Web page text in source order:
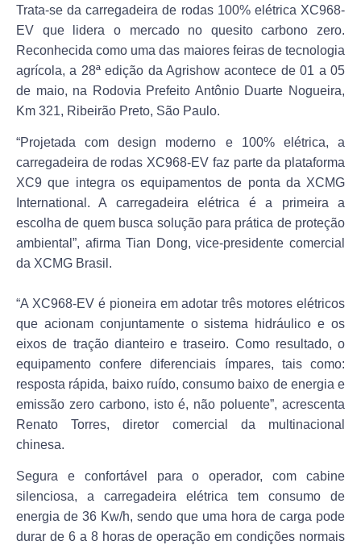
Trata-se da carregadeira de rodas 100% elétrica XC968-
EV que lidera o mercado no quesito carbono zero.
Reconhecida como uma das maiores feiras de tecnologia
agrícola, a 28ª edição da Agrishow acontece de 01 a 05
de maio, na Rodovia Prefeito Antônio Duarte Nogueira,
Km 321, Ribeirão Preto, São Paulo.
“Projetada com design moderno e 100% elétrica, a
carregadeira de rodas XC968-EV faz parte da plataforma
XC9 que integra os equipamentos de ponta da XCMG
International. A carregadeira elétrica é a primeira a
escolha de quem busca solução para prática de proteção
ambiental”, afirma Tian Dong, vice-presidente comercial
da XCMG Brasil.
“A XC968-EV é pioneira em adotar três motores elétricos
que acionam conjuntamente o sistema hidráulico e os
eixos de tração dianteiro e traseiro. Como resultado, o
equipamento confere diferenciais ímpares, tais como:
resposta rápida, baixo ruído, consumo baixo de energia e
emissão zero carbono, isto é, não poluente”, acrescenta
Renato Torres, diretor comercial da multinacional
chinesa.
Segura e confortável para o operador, com cabine
silenciosa, a carregadeira elétrica tem consumo de
energia de 36 Kw/h, sendo que uma hora de carga pode
durar de 6 a 8 horas de operação em condições normais